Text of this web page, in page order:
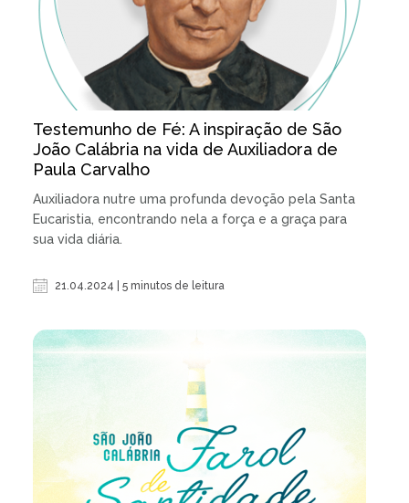
Testemunho de Fé: A inspiração de São
João Calábria na vida de Auxiliadora de
Paula Carvalho
Auxiliadora nutre uma profunda devoção pela Santa
Eucaristia, encontrando nela a força e a graça para
sua vida diária.
21.04.2024 | 5 minutos de leitura